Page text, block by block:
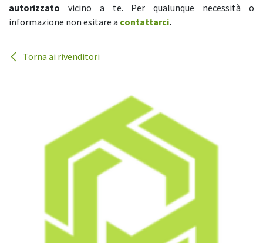
autorizzato vicino a te. Per qualunque necessità o
informazione non esitare a contattarci.
Torna ai rivenditori